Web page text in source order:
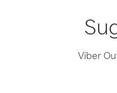
Viber